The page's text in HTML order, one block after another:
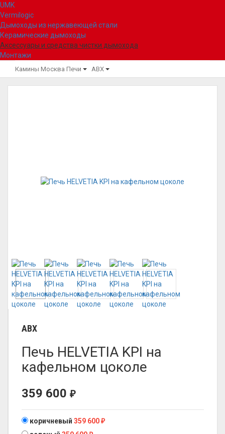
UMK
Vermilogic
Дымоходы из нержавеющей стали
Керамические дымоходы
Аксессуары и средства чистки дымохода
Монтажи
Камины Москва Печи ABX
ABX
Печь HELVETIA KPI на
кафельном цоколе
359 600 ₽
коричневый 359 600₽